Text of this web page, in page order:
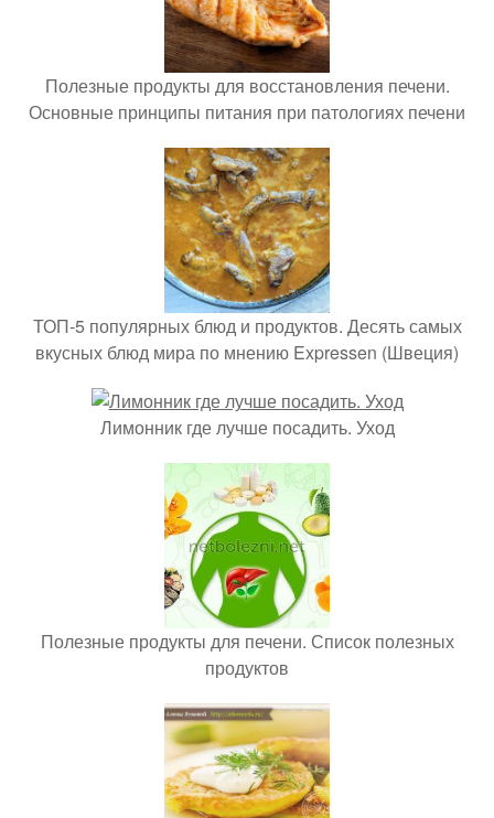
Полезные продукты для восстановления печени.
Основные принципы питания при патологиях печени
ТОП-5 популярных блюд и продуктов. Десять самых
вкусных блюд мира по мнению Expressen (Швеция)
Лимонник где лучше посадить. Уход
Полезные продукты для печени. Список полезных
продуктов